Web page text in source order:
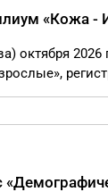
«Кожа -
октября